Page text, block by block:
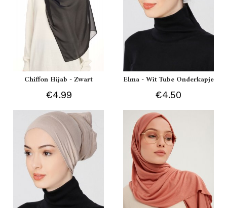
Chiffon Hijab - Zwart
€4.99
Elma - Wit Tube Onderkapje
€4.50